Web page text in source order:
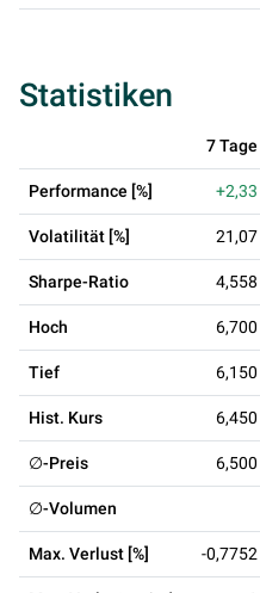
Statistiken
7 Tage
Performance [%] +2,33
Volatilität [%] 21,07
Sharpe-Ratio 4,558
Hoch 6,700
Tief 6,150
Hist. Kurs 6,450
∅-Preis 6,500
∅-Volumen
Max. Verlust [%] -0,7752